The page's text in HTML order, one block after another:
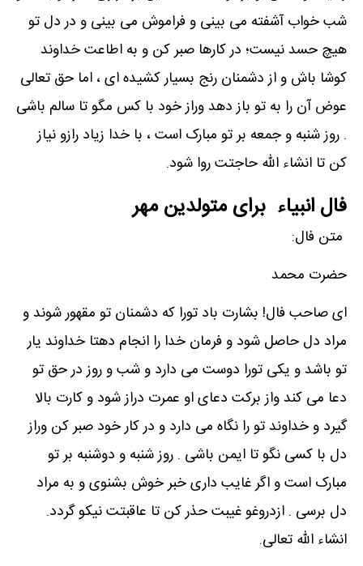
شب خواب آشفته می بینی و فراموش می بینی و در دل تو
هیچ حسد نیست؛ در کارها صبر کن و به اطاعت خداوند
کوشا باش و از دشمنان رنج بسیار کشیده ای ، اما حق تعالی
عوض آن را به تو باز دهد وراز خود با کس مگو تا سالم باشی
. روز شنبه و جمعه بر تو مبارک است ، با خدا زیاد رازو نیاز
کن تا انشاء الله حاجتت روا شود.
فال انبیاء برای متولدین مهر
متن فال:
حضرت محمد
ای صاحب فال! بشارت باد تورا که دشمنان تو مقهور شوند و
مراد دل حاصل شود و فرمان خدا را انجام دهتا خداوند یار
تو باشد و یکی تورا دوست می دارد و شب و روز در حق تو
دعا می کند واز برکت دعای او عمرت دراز شود و کارت بالا
گیرد و خداوند تو را نگاه می دارد و در کار خود صبر کن وراز
دل با کسی نگو تا ایمن باشی . روز شنبه و دوشنبه بر تو
مبارک است و اگر غایب داری خبر خوش بشنوی و به مراد
دل برسی . ازدروغو غیبت حذر کن تا عاقبتت نیکو گردد.
انشاء الله تعالی.